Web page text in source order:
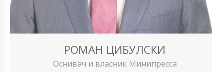
РОМАН ЦИБУЛСКИ
Оснивач и власник Минипресса